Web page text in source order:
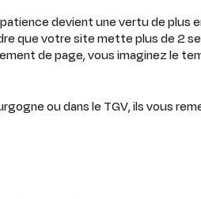
devient une vertu de plus
que votre site mette plus de 2
de page, vous imaginez le
ou dans le TGV, ils vous